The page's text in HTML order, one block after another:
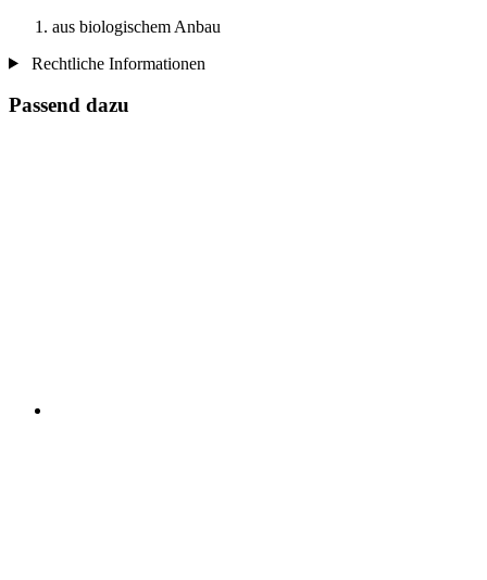
aus biologischem Anbau
Rechtliche Informationen
Passend dazu